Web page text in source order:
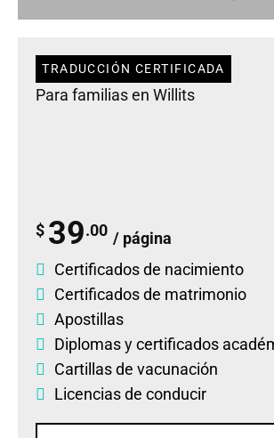
TRADUCCIÓN CERTIFICADA
Para familias en Willits
$ 39.00 / página
Certificados de nacimiento
Certificados de matrimonio
Apostillas
Diplomasycertificados
Cartillas de vacunación
Licencias de conducir